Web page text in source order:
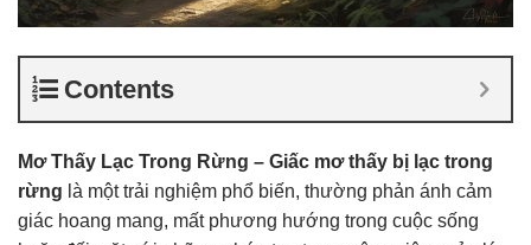
Contents
Mơ Thấy Lạc Trong Rừng – Giấc mơ thấy bị lạc trong
rừng là một trải nghiệm phổ biến, thường phản ánh cảm
giác hoang mang, mất phương hướng trong cuộc sống